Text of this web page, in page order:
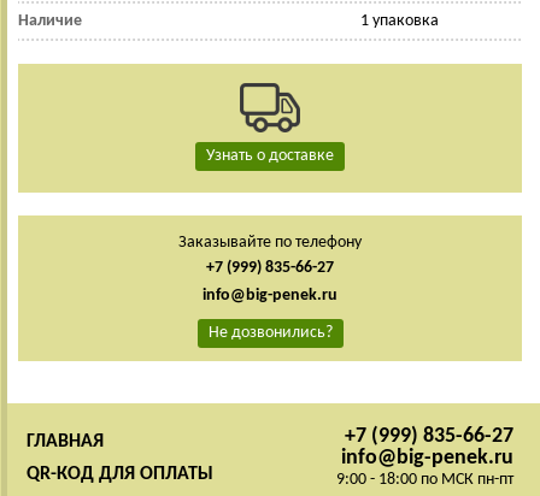
Наличие 1 упаковка
Узнать о доставке
Заказывайте по телефону
+7 (999) 835-66-27
info@big-penek.ru
Не дозвонились?
+7 (999) 835-66-27
info@big-penek.ru
9:00 - 18:00 по МСК пн-пт
ГЛАВНАЯ
QR-КОД ДЛЯ ОПЛАТЫ